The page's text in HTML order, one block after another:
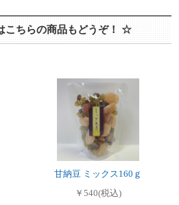
こちらの商品もどうぞ！ ☆
甘納豆 ミックス160ｇ
￥540(税込)